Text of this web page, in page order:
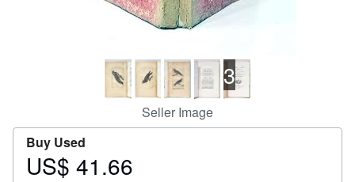
3
Seller Image
Buy Used
Price
US$ 41.66